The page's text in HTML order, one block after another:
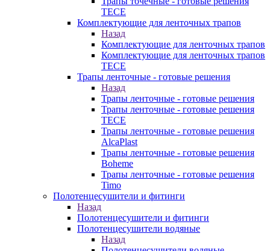
TECE
Комплектующие для ленточных трапов
Назад
Комплектующие для ленточных трапов
Комплектующие для ленточных трапов
TECE
Трапы ленточные - готовые решения
Назад
Трапы ленточные - готовые решения
Трапы ленточные - готовые решения
TECE
Трапы ленточные - готовые решения
AlcaPlast
Трапы ленточные - готовые решения
Boheme
Трапы ленточные - готовые решения
Timo
Полотенцесушители и фитинги
Назад
Полотенцесушители и фитинги
Полотенцесушители водяные
Назад